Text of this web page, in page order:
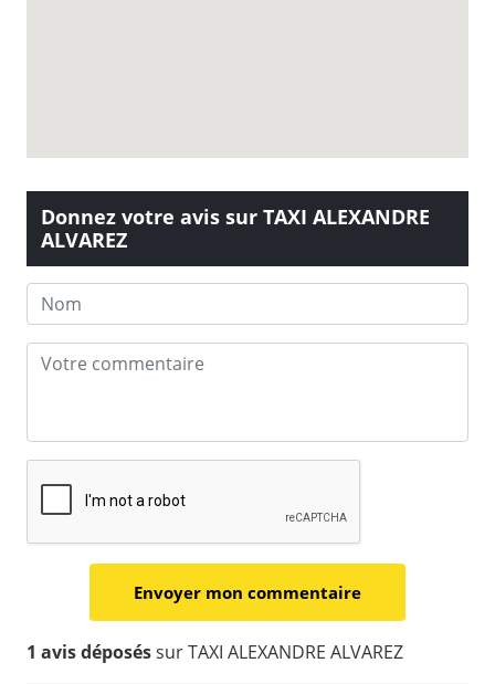
Donnez votre avis sur TAXI ALEXANDRE
ALVAREZ
1 avis déposéssur TAXI ALEXANDRE ALVAREZ